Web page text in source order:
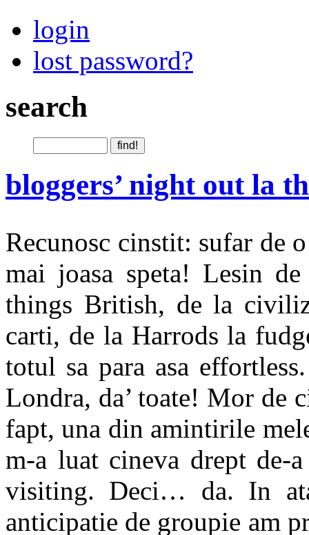
login
lost password?
search
bloggers’ night out la
Recunosc cinstit: sufar de
mai joasa speta! Lesin
things British, de la
carti, de la Harrods la
totul sa para asa
Londra, da’ toate! Mor de
fapt, una din amintirile
m-a luat cineva drept
visiting. Deci… da. In
anticipatie de groupie am